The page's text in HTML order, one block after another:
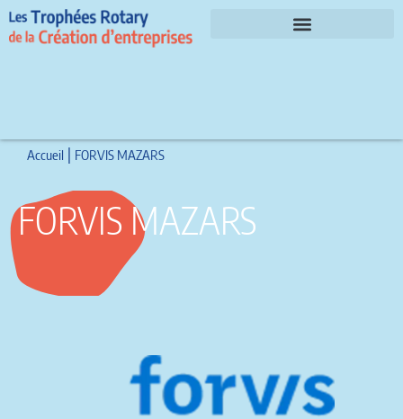
Accueil | FORVIS MAZARS
FORVIS MAZARS